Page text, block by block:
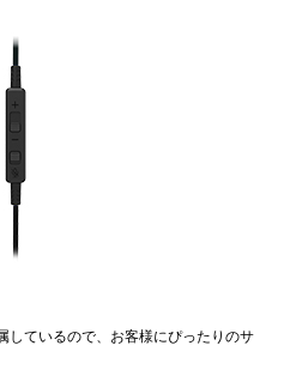
しているので、お客様にぴったりのサ